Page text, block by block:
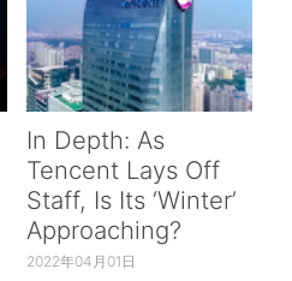
In Depth: As
Tencent Lays Off
Staff, Is Its ‘Winter’
Approaching?
2022年04月01日